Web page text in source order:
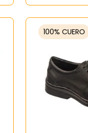
100% CUERO